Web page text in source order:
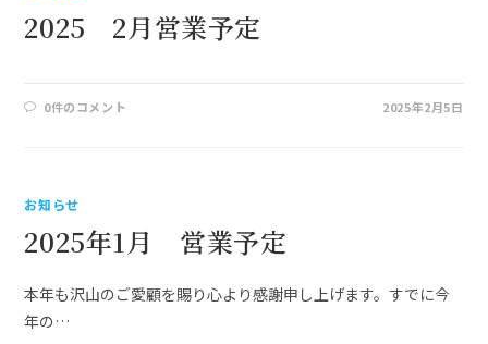
2025 2月営業予定
0件のコメント 2025年2月5日
お知らせ
2025年1月 営業予定
本年も沢山のご愛顧を賜り心より感謝申し上げます。すでに今
年の…